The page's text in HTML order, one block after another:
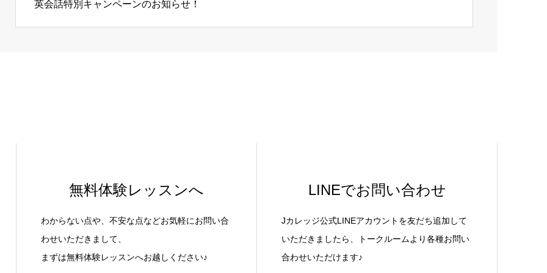
英会話特別キャンペーンのお知らせ！
無料体験レッスンへ
わからない点や、不安な点などお気軽にお問い合
わせいただきまして、
まずは無料体験レッスンへお越しください♪
LINEでお問い合わせ
Jカレッジ公式LINEアカウントを友だち追加して
いただきましたら、トークルームより各種お問い
合わせいただけます♪